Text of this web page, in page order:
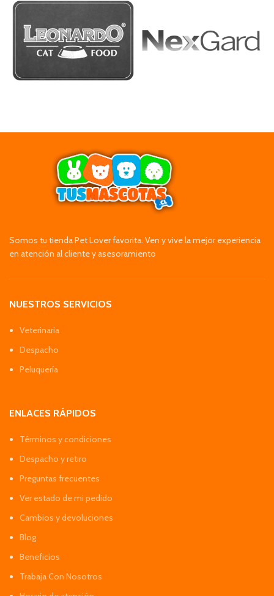
Somos tu tienda Pet Lover favorita. Ven y vive la mejor experiencia
en atención al cliente y asesoramiento
NUESTROS SERVICIOS
Veterinaria
Despacho
Peluquería
ENLACES RÁPIDOS
Términos y condiciones
Despacho y retiro
Preguntas frecuentes
Ver estado de mi pedido
Cambios y devoluciones
Blog
Beneficios
Trabaja Con Nosotros